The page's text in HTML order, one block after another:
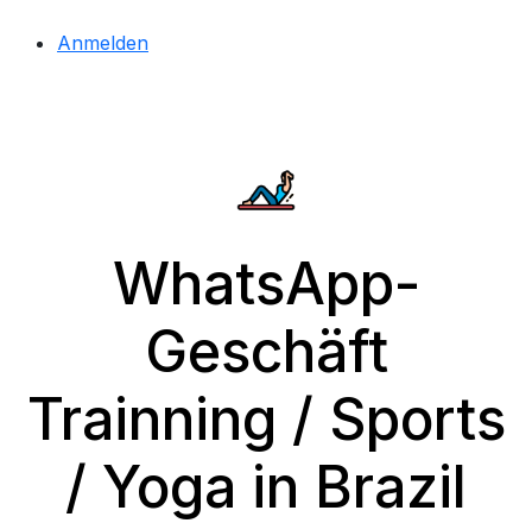
Anmelden
WhatsApp-
Geschäft
Trainning / Sports
/ Yoga in Brazil